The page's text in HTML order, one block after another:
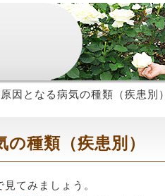
因となる病気の種類（疾患別）
種類（疾患別）
てみましょう。